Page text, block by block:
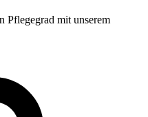
Pflegegrad mit unserem